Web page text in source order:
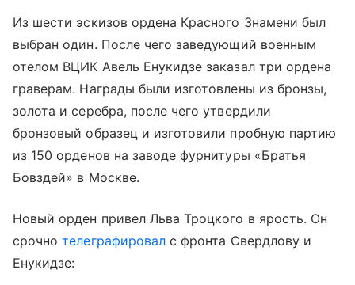
Из шести эскизов ордена Красного Знамени был
выбран один. После чего заведующий военным
отелом ВЦИК Авель Енукидзе заказал три ордена
граверам. Награды были изготовлены из бронзы,
золота и серебра, после чего утвердили
бронзовый образец и изготовили пробную партию
из 150 орденов на заводе фурнитуры «Братья
Бовздей» в Москве.
Новый орден привел Льва Троцкого в ярость. Он
срочнотелеграфировал с фронта Свердлову и
Енукидзе: